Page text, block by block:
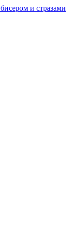
и стразами